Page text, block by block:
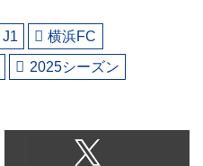
J1
横浜FC
2025シーズン